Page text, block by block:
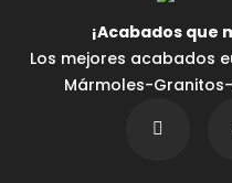
¡Acabados que
Los mejores acabados
Mármoles-